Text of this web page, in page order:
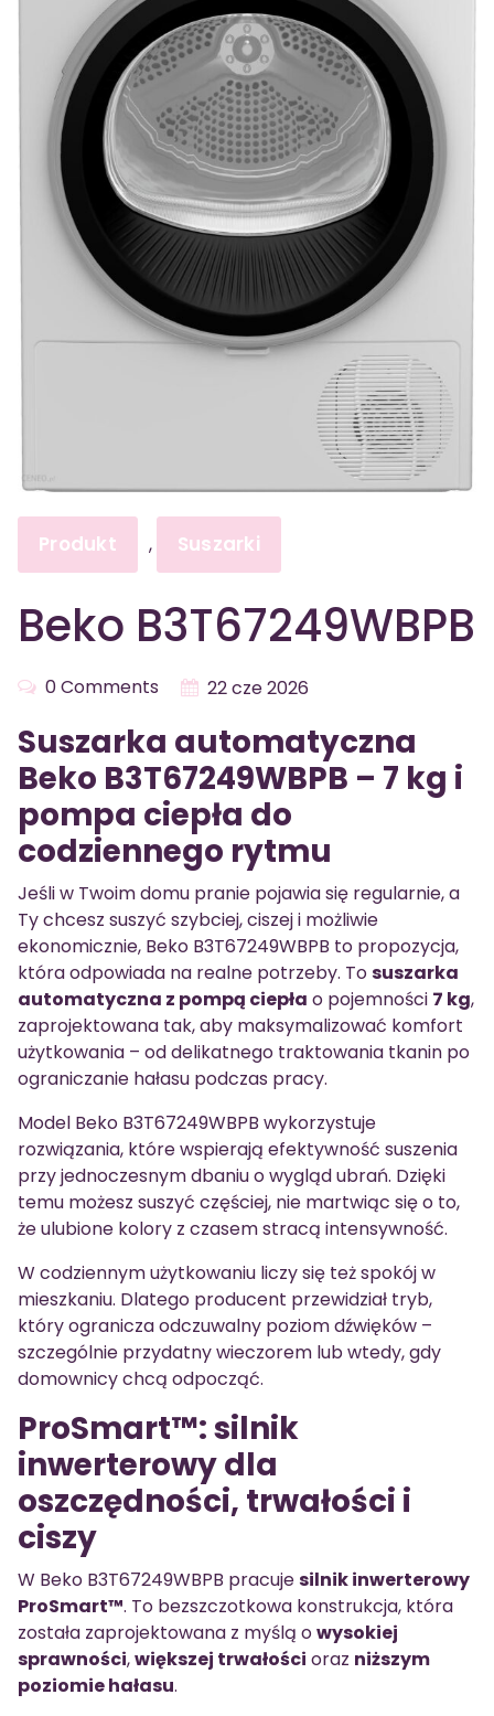
Produkt , Suszarki
Beko B3T67249WBPB
0 Comments 22 cze 2026
Suszarka automatyczna
Beko B3T67249WBPB – 7 kg i
pompa ciepła do
codziennego rytmu
Jeśli w Twoim domu pranie pojawia się regularnie, a
Ty chcesz suszyć szybciej, ciszej i możliwie
ekonomicznie, Beko B3T67249WBPB to propozycja,
która odpowiada na realne potrzeby. Tosuszarka
automatyczna z pompą ciepła o pojemności 7 kg,
zaprojektowana tak, aby maksymalizować komfort
użytkowania – od delikatnego traktowania tkanin po
ograniczanie hałasu podczas pracy.
Model Beko B3T67249WBPB wykorzystuje
rozwiązania, które wspierają efektywność suszenia
przy jednoczesnym dbaniu o wygląd ubrań. Dzięki
temu możesz suszyć częściej, nie martwiąc się o to,
że ulubione kolory z czasem stracą intensywność.
W codziennym użytkowaniu liczy się też spokój w
mieszkaniu. Dlatego producent przewidział tryb,
który ogranicza odczuwalny poziom dźwięków –
szczególnie przydatny wieczorem lub wtedy, gdy
domownicy chcą odpocząć.
ProSmart™: silnik
inwerterowy dla
oszczędności, trwałości i
ciszy
W Beko B3T67249WBPB pracujesilnik inwerterowy
ProSmart™. To bezszczotkowa konstrukcja, która
została zaprojektowana z myślą owysokiej
sprawności,większej trwałości oraz niższym
poziomie hałasu.